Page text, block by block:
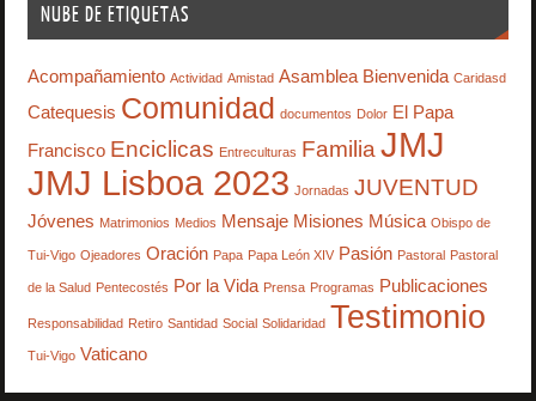
NUBE DE ETIQUETAS
Acompañamiento Actividad Amistad Asamblea Bienvenida Caridasd
Catequesis Comunidad documentos Dolor El Papa
Francisco Enciclicas Entreculturas Familia JMJ
JMJ Lisboa 2023 Jornadas JUVENTUD
Jóvenes Matrimonios Medios Mensaje Misiones Música Obispo de
Tui-Vigo Ojeadores Oración Papa Papa León XIV Pasión Pastoral Pastoral
de la Salud Pentecostés Por la Vida Prensa Programas Publicaciones
Responsabilidad Retiro Santidad Social Solidaridad Testimonio
Tui-Vigo Vaticano